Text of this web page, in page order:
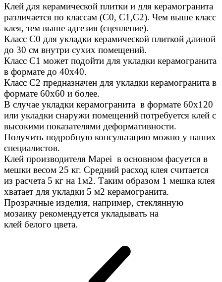
Клей для керамической плитки и для керамогранита
различается по классам (C0, C1,C2). Чем выше класс
клея, тем выше адгезия (сцепление).
Класс С0 для укладки керамической плиткой длиной
до 30 см внутри сухих помещений.
Класс C1 может подойти для укладки керамогранита
в формате до 40х40.
Класс C2 предназначен для укладки керамогранита в
формате 60х60 и более.
В случае укладки керамогранита в формате 60х120
или укладки снаружи помещений потребуется клей с
высокими показателями деформативности.
Получить подробную консультацию можно у наших
специалистов.
Клей производителя Mapei в основном фасуется в
мешки весом 25 кг. Средний расход клея считается
из расчета 5 кг на 1м2. Таким образом 1 мешка клея
хватает для укладки 5 м2 керамогранита.
Прозрачные изделия, например, стеклянную
мозаику рекомендуется укладывать на
клей белого цвета.